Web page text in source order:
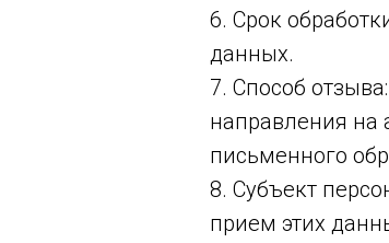
6. Срок
данных.
7. Способ
направления на
письменного
8. Субъект
прием этих